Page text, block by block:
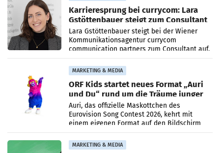
Karrieresprung bei currycom: Lara
Gstöttenbauer steigt zum Consultant
auf
Lara Gstöttenbauer steigt bei der Wiener
Kommunikationsagentur currycom
communication partners zum Consultant auf.
Die 27-jährige Beraterin betreut Kundinnen
und Kunden in den Bereichen
MARKETING & MEDIA
ORF Kids startet neues Format „Auri
und Du“ rund um die Träume junger
Menschen
Auri, das offizielle Maskottchen des
Eurovision Song Contest 2026, kehrt mit
einem eigenen Format auf den Bildschirm
zurück. In der neuen Sendung „Auri und Du“
bei ORF Kids steht
MARKETING & MEDIA